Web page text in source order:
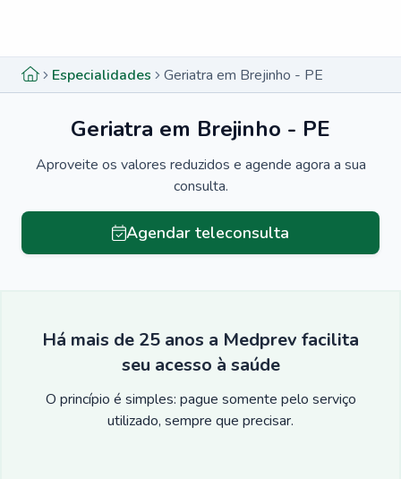
Especialidades Geriatra em Brejinho - PE
Geriatra em Brejinho - PE
Aproveite os valores reduzidos e agende agora a sua
consulta.
Agendar teleconsulta
Há mais de 25 anos a Medprev facilita
seu acesso à saúde
O princípio é simples: pague somente pelo serviço
utilizado, sempre que precisar.